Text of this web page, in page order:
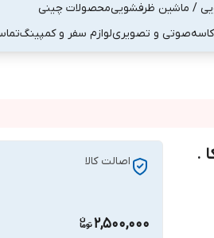
/ ماشین ظرفشوییمحصولات چینی
صوتی و تصویریلوازم سفر و کمپینگ
.
اصالت کالا
2,500,000